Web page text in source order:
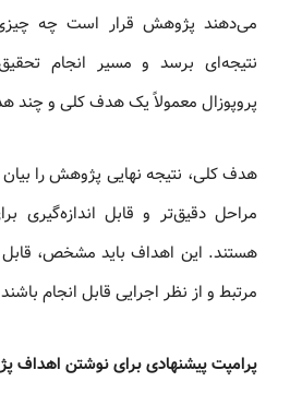
می‌دهند پژوهش قرار است چه
نتیجه‌ای برسد و مسیر انجام
پروپوزال معمولاً یک هدف کلی و
هدف کلی، نتیجه نهایی پژوهش را
مراحل دقیق‌تر و قابل
هستند. این اهداف باید مشخص، قابل
مرتبط و از نظر اجرایی قابل انجام
پرامپت پیشنهادی برای نوشتن اهداف